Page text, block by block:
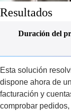
Resultados
Duración del
Esta solución
dispone ahora de
facturación y
comprobar